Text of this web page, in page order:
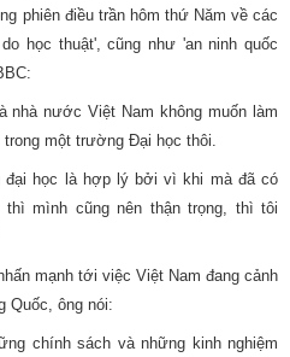
phiên điều trần hôm thứ Năm về các
học thuật', cũng như 'an ninh quốc
nhà nước Việt Nam không muốn làm
một trường Đại học thôi.
đại học là hợp lý bởi vì khi mà đã có
mình cũng nên thận trọng, thì tôi
mạnh tới việc Việt Nam đang cảnh
Quốc, ông nói:
chính sách và những kinh nghiệm